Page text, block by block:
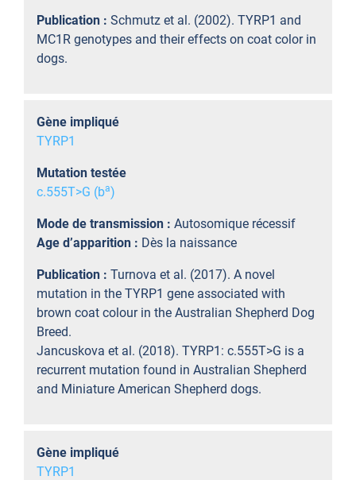
Publication : Schmutz et al. (2002). TYRP1 and
MC1R genotypes and their effects on coat color in
dogs.
Gène impliqué
TYRP1
Mutation testée
c.555T>G (ba)
Mode de transmission : Autosomique récessif
Age d’apparition : Dès la naissance
Publication : Turnova et al. (2017). A novel
mutation in the TYRP1 gene associated with
brown coat colour in the Australian Shepherd Dog
Breed.
Jancuskova et al. (2018). TYRP1: c.555T>G is a
recurrent mutation found in Australian Shepherd
and Miniature American Shepherd dogs.
Gène impliqué
TYRP1